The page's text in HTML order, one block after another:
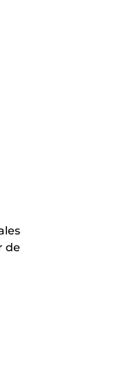
de